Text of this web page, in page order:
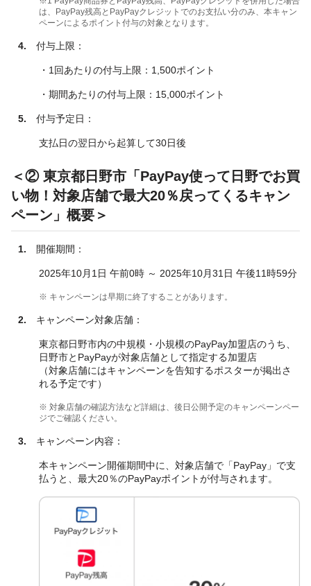
は、PayPay残高とPayPayクレジットでのお支払い分のみ、本キャン
ペーンによるポイント付与の対象となります。
4. 付与上限：
・1回あたりの付与上限：1,500ポイント
・期間あたりの付与上限：15,000ポイント
5. 付与予定日：
支払日の翌日から起算して30日後
＜② 東京都日野市「PayPay使って日野でお買
い物！対象店舗で最大20％戻ってくるキャン
ペーン」概要＞
1. 開催期間：
2025年10月1日 午前0時 ～ 2025年10月31日 午後11時59分
※ キャンペーンは早期に終了することがあります。
2. キャンペーン対象店舗：
東京都日野市内の中規模・小規模のPayPay加盟店のうち、
日野市とPayPayが対象店舗として指定する加盟店
（対象店舗にはキャンペーンを告知するポスターが掲出さ
れる予定です）
※ 対象店舗の確認方法など詳細は、後日公開予定のキャンペーンペー
ジでご確認ください。
3. キャンペーン内容：
本キャンペーン開催期間中に、対象店舗で「PayPay」で支
払うと、最大20％のPayPayポイントが付与されます。